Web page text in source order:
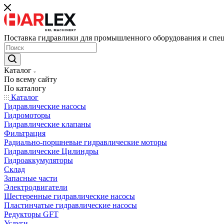
Поставка гидравлики для промышленного оборудования и
Каталог
По всему сайту
По каталогу
Каталог
Гидравлические насосы
Гидромоторы
Гидравлические клапаны
Фильтрация
Радиально-поршневые гидравлические моторы
Гидравлические Цилиндры
Гидроаккумуляторы
Склад
Запасные части
Электродвигатели
Шестеренные гидравлические насосы
Пластинчатые гидравлические насосы
Редукторы GFT